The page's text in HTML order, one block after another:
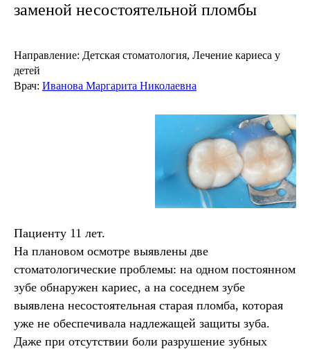
заменой несостоятельной пломбы
Направление: Детская стоматология, Лечение кариеса у
детей
Врач: Иванова Маргарита Николаевна
Пациенту 11 лет.
На плановом осмотре выявлены две
стоматологические проблемы: на одном постоянном
зубе обнаружен кариес, а на соседнем зубе
выявлена несостоятельная старая пломба, которая
уже не обеспечивала надлежащей защиты зуба.
Даже при отсутствии боли разрушение зубных